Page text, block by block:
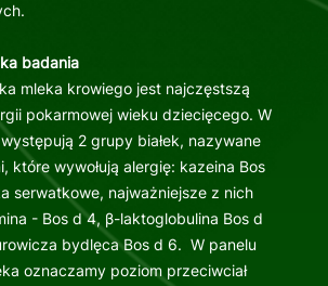
badania
mleka krowiego jest najczęstszą
pokarmowej wieku dziecięcego. W
2 grupy białek, nazywane
które wywołują alergię: kazeina Bos
serwatkowe, najważniejsze z nich
- Bos d 4, β-laktoglobulina Bos d
bydlęca Bos d 6. W panelu
oznaczamy poziom przeciwciał